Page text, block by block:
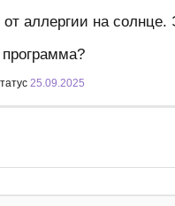
аллергии на
25.09.2025